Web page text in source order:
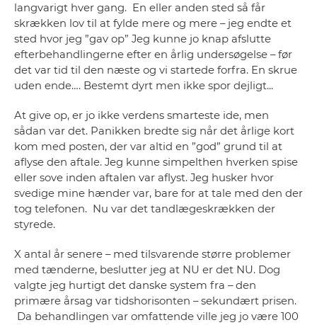
langvarigt hver gang. En eller anden sted så får
skrækken lov til at fylde mere og mere – jeg endte et
sted hvor jeg ”gav op” Jeg kunne jo knap afslutte
efterbehandlingerne efter en årlig undersøgelse – før
det var tid til den næste og vi startede forfra. En skrue
uden ende…. Bestemt dyrt men ikke spor dejligt...
At give op, er jo ikke verdens smarteste ide, men
sådan var det. Panikken bredte sig når det årlige kort
kom med posten, der var altid en ”god” grund til at
aflyse den aftale. Jeg kunne simpelthen hverken spise
eller sove inden aftalen var aflyst. Jeg husker hvor
svedige mine hænder var, bare for at tale med den der
tog telefonen. Nu var det tandlægeskrækken der
styrede.
X antal år senere – med tilsvarende større problemer
med tænderne, beslutter jeg at NU er det NU. Dog
valgte jeg hurtigt det danske system fra – den
primære årsag var tidshorisonten – sekundært prisen.
Da behandlingen var omfattende ville jeg jo være 100